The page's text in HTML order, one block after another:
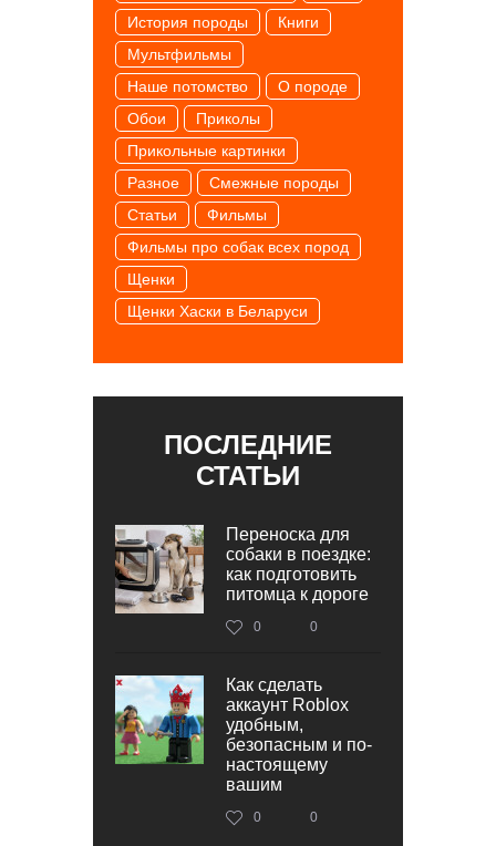
История породы
Книги
Мультфильмы
Наше потомство
О породе
Обои
Приколы
Прикольные картинки
Разное
Смежные породы
Статьи
Фильмы
Фильмы про собак всех пород
Щенки
Щенки Хаски в Беларуси
ПОСЛЕДНИЕ
СТАТЬИ
Переноска для
собаки в поездке:
как подготовить
питомца к дороге
0 0
Как сделать
аккаунт Roblox
удобным,
безопасным и по-
настоящему
вашим
0 0